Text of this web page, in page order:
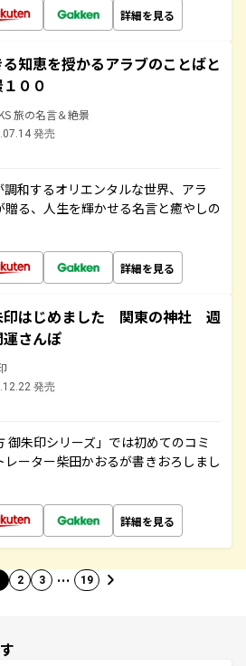
詳細を見る
知恵を授かるアラブのことばと
００
旅の名言＆絶景
発売
和するオリエンタルな世界、アラ
る、人生を輝かせる名言と癒やしの
詳細を見る
印はじめました 関東の神社 週
さんぽ
発売
御朱印シリーズ」では初めてのコミ
ーター柴田かおるが書きおろしまし
詳細を見る
2 3 … 19